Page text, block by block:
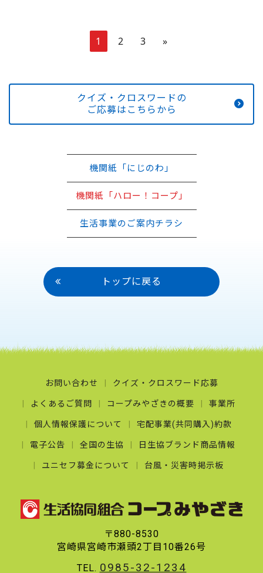
1 2 3 »
クイズ・クロスワードの
ご応募はこちらから
機関紙「にじのわ」
機関紙「ハロー！コープ」
生活事業のご案内チラシ
トップに戻る
お問い合わせ クイズ・クロスワード応募
よくあるご質問 コープみやざきの概要 事業所
個人情報保護について 宅配事業(共同購入)約款
電子公告 全国の生協 日生協ブランド商品情報
ユニセフ募金について 台風・災害時掲示板
〒880-8530
宮崎県宮崎市瀬頭2丁目10番26号
TEL. 0985-32-1234